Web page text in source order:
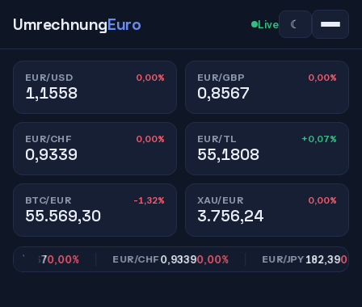
UmrechnungEuro Live ☾
EUR/USD 0,00%
1,1558
EUR/GBP 0,00%
0,8567
EUR/CHF 0,00%
0,9339
EUR/TL +0,07%
55,1808
BTC/EUR -1,32%
55.569,30
XAU/EUR 0,00%
3.756,24
0,00% EUR/CHF0,93390,00% EUR/JPY182,390,00%